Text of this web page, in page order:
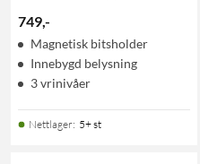
749,-
Magnetisk bitsholder
Innebygd belysning
3 vrinivåer
Nettlager: 5+ st